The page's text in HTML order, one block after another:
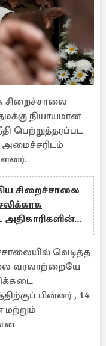
சிறைச்சாலை
நியாயமான
பெற்றுத்தரப்பட
சிறைச்சாலை
அதிகாரிகளின்
வெடித்த
வரலாற்றையே
பின்னர் , 14